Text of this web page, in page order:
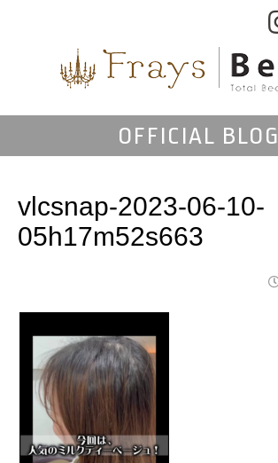
OFFICIAL BLOG
vlcsnap-2023-06-10-
05h17m52s663